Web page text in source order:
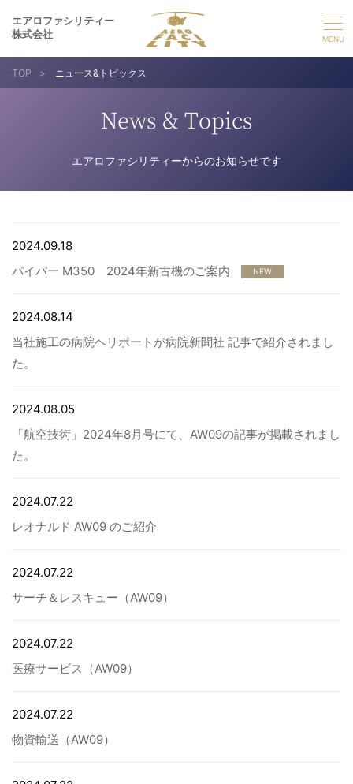
エアロファシリティー
株式会社
選ばれる理由
採用情報
お問い合わせ
自治体関係者の方
TOP > ニュース&トピックス
News & Topics
エアロファシリティーからのお知らせです
2024.09.18
パイパー M350 2024年新古機のご案内
NEW
2024.08.14
当社施工の病院ヘリポートが病院新聞社 記事で紹介されまし
た。
2024.08.05
「航空技術」2024年8月号にて、AW09の記事が掲載されまし
た。
2024.07.22
レオナルド AW09 のご紹介
2024.07.22
サーチ＆レスキュー（AW09）
2024.07.22
医療サービス（AW09）
2024.07.22
物資輸送（AW09）